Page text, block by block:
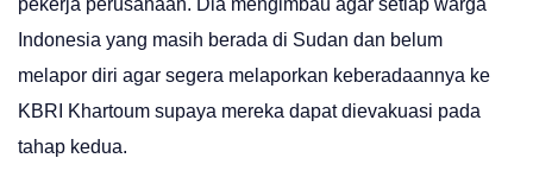
pekerja perusahaan. Dia mengimbau agar setiap warga
Indonesia yang masih berada di Sudan dan belum
melapor diri agar segera melaporkan keberadaannya ke
KBRI Khartoum supaya mereka dapat dievakuasi pada
tahap kedua.